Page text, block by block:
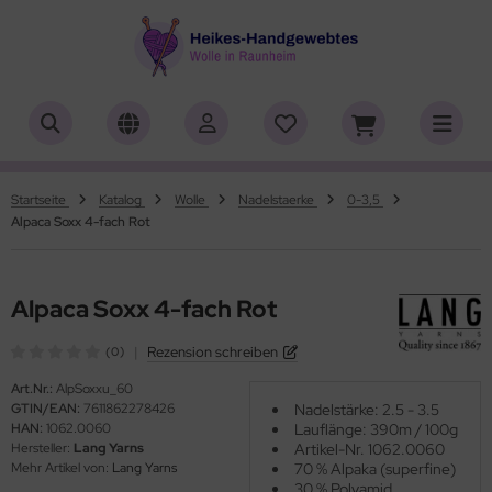
Startseite Katalog Wolle Nadelstaerke
0-3,5
Alpaca Soxx 4-fach Rot
Alpaca Soxx 4-fach Rot
(0) Rezension schreiben
Art.Nr.: AlpSoxxu_60
GTIN/EAN: 7611862278426
HAN: 1062.0060
Hersteller: Lang Yarns
Mehr Artikel von: Lang Yarns
Nadelstärke: 2.5 - 3.5
Lauflänge: 390m / 100g
Artikel-Nr. 1062.0060
70 % Alpaka (superfine)
ALLES ANZEIGEN AUS HERSTELLER (4762)
(222)
Yarns (1776)
Lana (14)
(1361)
ALLES ANZEIGEN AUS WOLLE (18919)
Wolle (4)
(1)
(5010)
zum Färben (33)
ALLES ANZEIGEN AUS WEBRAHMEN
Webrahmen (2)
(6)
/ Gatterkamm (41)
Allgäuer (Schulwebrahmen)
ALLES ANZEIGEN AUS ZUBEHÖR
(3)
(1)
ALLES ANZEIGEN AUS SONDERPOSTEN (7)
- Lang Yarns (4)